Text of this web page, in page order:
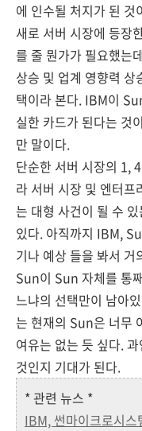
에 인수될 처지가 된
새로 서버 시장에 등장
를 줄 뭔가가 필요했는
상승 및 업계 영향력 상
택이라 본다. IBM이
실한 카드가 된다는 것
만 말이다.
단순한 서버 시장의 1,
라 서버 시장 및 엔터프
는 대형 사건이 될 수
있다. 아직까지 IBM,
기나 예상 들을 봐서
Sun이 Sun 자체를 통
느냐의 선택만이 남아
는 현재의 Sun은 너무
여유는 없는 듯 싶다.
것인지 기대가 된다.
* 관련 뉴스 *
IBM, 썬마이크로시